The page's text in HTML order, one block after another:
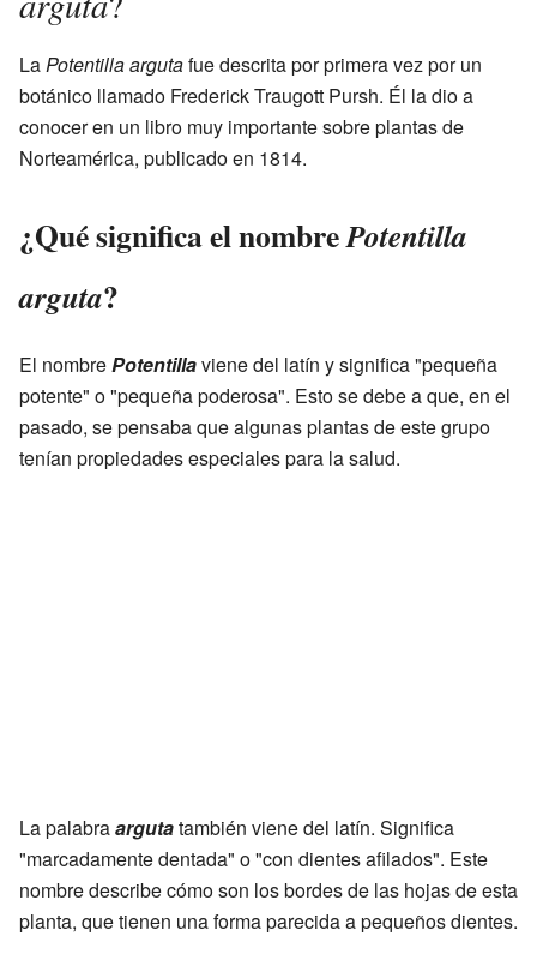
LaPotentilla argutafue descrita por primera vez por un
botánico llamado Frederick Traugott Pursh. Él la dio a
conocer en un libro muy importante sobre plantas de
Norteamérica, publicado en 1814.
¿Qué significa el nombrePotentilla
arguta?
El nombrePotentillaviene del latín y significa "pequeña
potente" o "pequeña poderosa". Esto se debe a que, en el
pasado, se pensaba que algunas plantas de este grupo
tenían propiedades especiales para la salud.
La palabraargutatambién viene del latín. Significa
"marcadamente dentada" o "con dientes afilados". Este
nombre describe cómo son los bordes de las hojas de esta
planta, que tienen una forma parecida a pequeños dientes.